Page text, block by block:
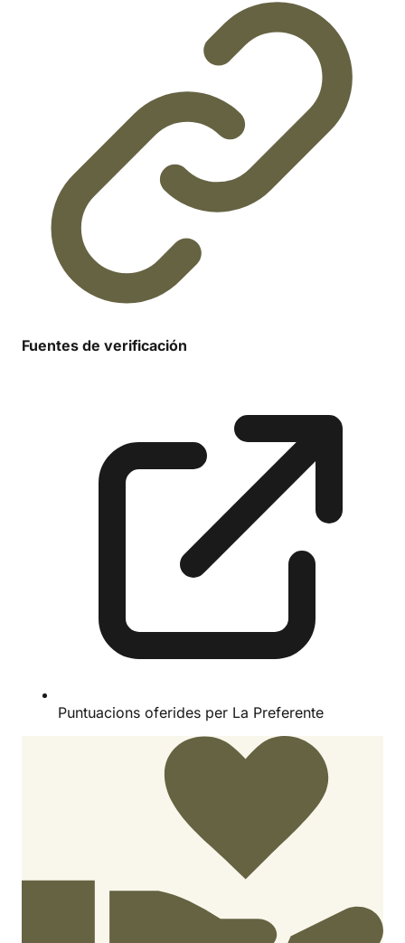
Fuentes de verificación
Puntuacions oferides per La Preferente